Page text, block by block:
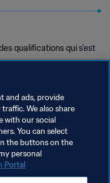
qualifications qui s'est
and ads, provide
We also share
with our social
You can select
the buttons on the
personal
Portal